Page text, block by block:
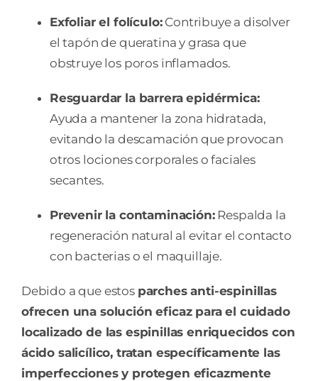
Exfoliar el folículo:Contribuye a disolver
el tapón de queratina y grasa que
obstruye los poros inflamados.
Resguardar la barrera epidérmica:
Ayuda a mantener la zona hidratada,
evitando la descamación que provocan
otros lociones corporales o faciales
secantes.
Prevenir la contaminación:Respalda la
regeneración natural al evitar el contacto
con bacterias o el maquillaje.
Debido a que estos parches anti-espinillas
ofrecen una solución eficaz para el cuidado
localizado de las espinillas enriquecidos con
ácido salicílico, tratan específicamente las
imperfecciones y protegen eficazmente